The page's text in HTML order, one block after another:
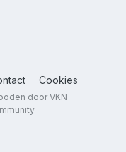
Cookies
door VKN